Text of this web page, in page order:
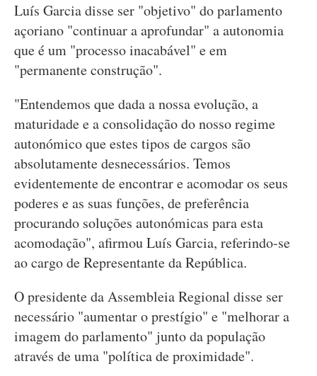
Luís Garcia disse ser "objetivo" do parlamento
açoriano "continuar a aprofundar" a autonomia
que é um "processo inacabável" e em
"permanente construção".
"Entendemos que dada a nossa evolução, a
maturidade e a consolidação do nosso regime
autonómico que estes tipos de cargos são
absolutamente desnecessários. Temos
evidentemente de encontrar e acomodar os seus
poderes e as suas funções, de preferência
procurando soluções autonómicas para esta
acomodação", afirmou Luís Garcia, referindo-se
ao cargo de Representante da República.
O presidente da Assembleia Regional disse ser
necessário "aumentar o prestígio" e "melhorar a
imagem do parlamento" junto da população
através de uma "política de proximidade".